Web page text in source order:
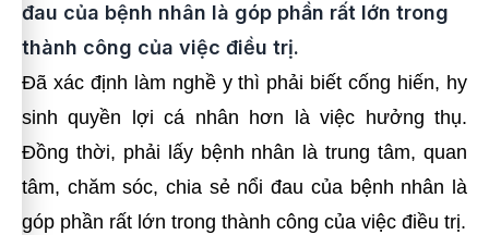
đau của bệnh nhân là góp phần rất lớn trong
thành công của việc điều trị.
Đã xác định làm nghề y thì phải biết cống hiến, hy
sinh quyền lợi cá nhân hơn là việc hưởng thụ.
Đồng thời, phải lấy bệnh nhân là trung tâm, quan
tâm, chăm sóc, chia sẻ nổi đau của bệnh nhân là
góp phần rất lớn trong thành công của việc điều trị.